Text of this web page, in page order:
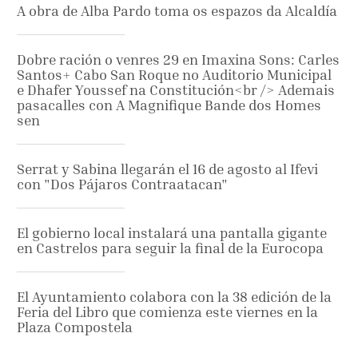
A obra de Alba Pardo toma os espazos da Alcaldía
Dobre ración o venres 29 en Imaxina Sons: Carles
Santos+ Cabo San Roque no Auditorio Municipal
e Dhafer Youssef na Constitución<br /> Ademais
pasacalles con A Magnifique Bande dos Homes
sen
Serrat y Sabina llegarán el 16 de agosto al Ifevi
con "Dos Pájaros Contraatacan"
El gobierno local instalará una pantalla gigante
en Castrelos para seguir la final de la Eurocopa
El Ayuntamiento colabora con la 38 edición de la
Feria del Libro que comienza este viernes en la
Plaza Compostela